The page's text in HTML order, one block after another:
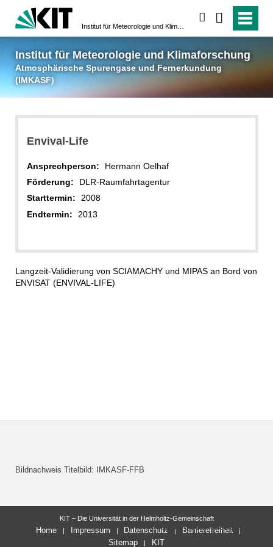
Institut für Meteorologie und Klimaforschung
Atmosphärische Spurengase und Fernerkundung
(IMKASF)
Envival-Life
Ansprechperson:
Hermann Oelhaf
Förderung:
DLR-Raumfahrtagentur
Starttermin:
2008
Endtermin:
2013
Langzeit-Validierung von SCIAMACHY und MIPAS an Bord von
ENVISAT (ENVIVAL-LIFE)
Bildnachweis Titelbild: IMKASF-FFB
letzte Änderung: 25.10.2022
KIT – Die Universität in der Helmholtz-Gemeinschaft
Home Impressum Datenschutz
Barrierefreiheit
Sitemap
KIT